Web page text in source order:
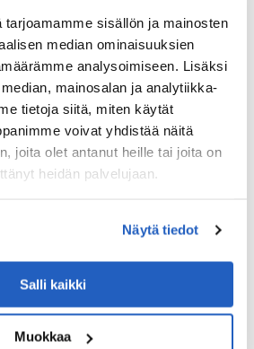
tarjoamamme sisällön ja mainosten
median ominaisuuksien
analysoimiseen. Lisäksi
mainosalan ja analytiikka-
tietoja siitä, miten käytät
voivat yhdistää näitä
joita olet antanut heille tai joita on
heidän palvelujaan.
Näytä tiedot
Salli kaikki
Muokkaa
sovellusten kehittäminen
iOS/muut).
On-Premise/ BTP
ominaisuuksiin kuuluvat
ja järjestelmätuettu
Kierros, pysäytys,
huolto.
Esim. kierrokset,